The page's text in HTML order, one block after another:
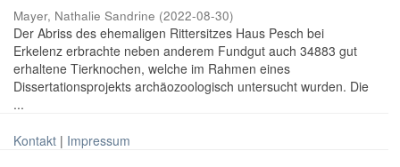
Mayer, Nathalie Sandrine (2022-08-30)
Der Abriss des ehemaligen Rittersitzes Haus Pesch bei
Erkelenz erbrachte neben anderem Fundgut auch 34883 gut
erhaltene Tierknochen, welche im Rahmen eines
Dissertationsprojekts archäozoologisch untersucht wurden. Die
...
Kontakt | Impressum